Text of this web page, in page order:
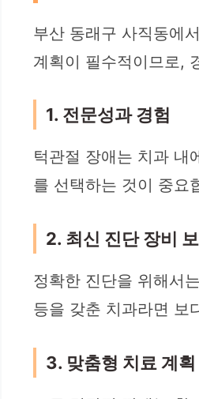
부산 동래구 사직동에
계획이 필수적이므로,
1. 전문성과 경험
턱관절 장애는 치과 내
를 선택하는 것이 중요
2. 최신 진단 장비
정확한 진단을 위해서
등을 갖춘 치과라면 보
3. 맞춤형 치료 계획